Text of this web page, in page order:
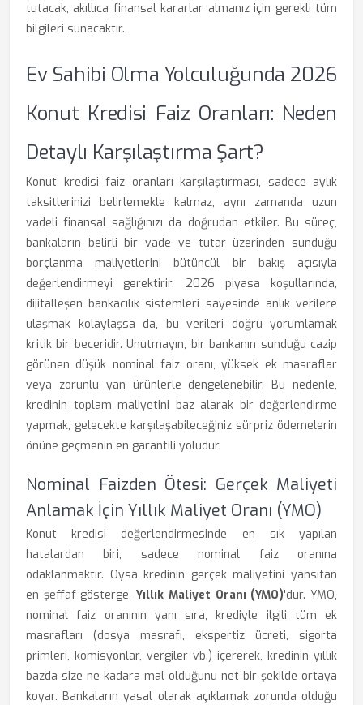
tutacak, akıllıca finansal kararlar almanız için gerekli tüm
bilgileri sunacaktır.
Ev Sahibi Olma Yolculuğunda 2026
Konut Kredisi Faiz Oranları: Neden
Detaylı Karşılaştırma Şart?
Konut kredisi faiz oranları karşılaştırması, sadece aylık
taksitlerinizi belirlemekle kalmaz, aynı zamanda uzun
vadeli finansal sağlığınızı da doğrudan etkiler. Bu süreç,
bankaların belirli bir vade ve tutar üzerinden sunduğu
borçlanma maliyetlerini bütüncül bir bakış açısıyla
değerlendirmeyi gerektirir. 2026 piyasa koşullarında,
dijitalleşen bankacılık sistemleri sayesinde anlık verilere
ulaşmak kolaylaşsa da, bu verileri doğru yorumlamak
kritik bir beceridir. Unutmayın, bir bankanın sunduğu cazip
görünen düşük nominal faiz oranı, yüksek ek masraflar
veya zorunlu yan ürünlerle dengelenebilir. Bu nedenle,
kredinin toplam maliyetini baz alarak bir değerlendirme
yapmak, gelecekte karşılaşabileceğiniz sürpriz ödemelerin
önüne geçmenin en garantili yoludur.
Nominal Faizden Ötesi: Gerçek Maliyeti
Anlamak İçin Yıllık Maliyet Oranı (YMO)
Konut kredisi değerlendirmesinde en sık yapılan
hatalardan biri, sadece nominal faiz oranına
odaklanmaktır. Oysa kredinin gerçek maliyetini yansıtan
en şeffaf gösterge,Yıllık Maliyet Oranı (YMO)'dur. YMO,
nominal faiz oranının yanı sıra, krediyle ilgili tüm ek
masrafları (dosya masrafı, ekspertiz ücreti, sigorta
primleri, komisyonlar, vergiler vb.) içererek, kredinin yıllık
bazda size ne kadara mal olduğunu net bir şekilde ortaya
koyar. Bankaların yasal olarak açıklamak zorunda olduğu